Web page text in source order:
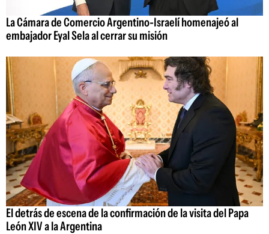
La Cámara de Comercio Argentino-Israelí homenajeó al
embajador Eyal Sela al cerrar su misión
El detrás de escena de la confirmación de la visita del Papa
León XIV a la Argentina